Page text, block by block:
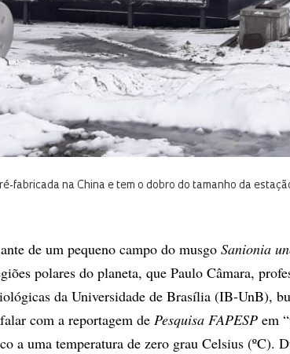
fabricada na China e tem o dobro do tamanho da
de um pequeno campo do musgo Sanionia
polares do planeta, que Paulo Câmara,
da Universidade de Brasília (IB-UnB),
com a reportagem de Pesquisa FAPESP em
a uma temperatura de zero grau Celsius (ºC).